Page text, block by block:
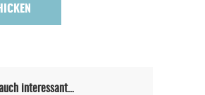
interessant…